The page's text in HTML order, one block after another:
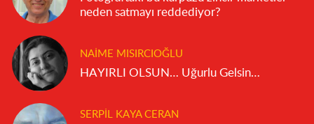
neden satmayı reddediyor?
NAIME MISIRCIOĞLU
HAYIRLI OLSUN… Uğurlu Gelsin…
SERPIL KAYA CERAN